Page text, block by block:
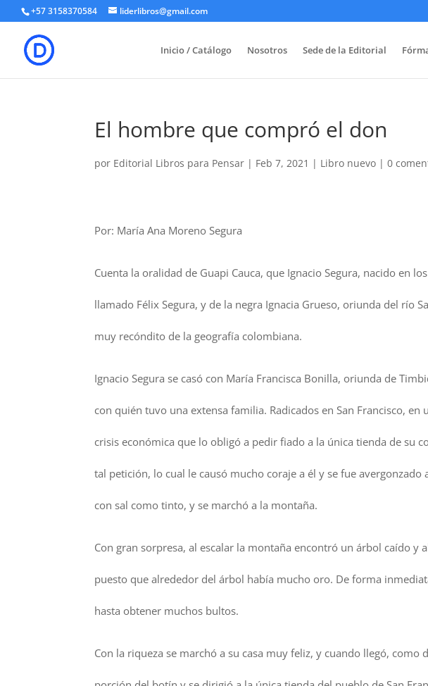
+57 3158370584 liderlibros@gmail.com
Inicio / Catálogo Nosotros Sede de la Editorial
El hombre que compró el don
por Editorial Libros para Pensar | Feb 7, 2021 | Libro nuevo |0
Por: María Ana Moreno Segura
Cuenta la oralidad de Guapi Cauca, que Ignacio Segura, nacido en
llamado Félix Segura, y de la negra Ignacia Grueso, oriunda del río
muy recóndito de la geografía colombiana.
Ignacio Segura se casó con María Francisca Bonilla, oriunda de
con quién tuvo una extensa familia. Radicados en San Francisco,
crisis económica que lo obligó a pedir fiado a la única tienda de su
tal petición, lo cual le causó mucho coraje a él y se fue avergonzado
con sal como tinto, y se marchó a la montaña.
Con gran sorpresa, al escalar la montaña encontró un árbol caído y
puesto que alrededor del árbol había mucho oro. De forma
hasta obtener muchos bultos.
Con la riqueza se marchó a su casa muy feliz, y cuando llegó,